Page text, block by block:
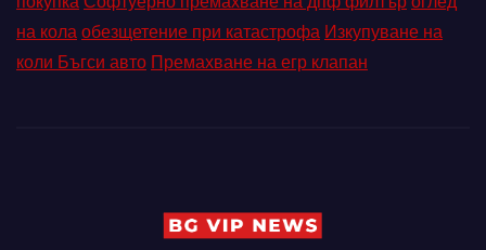
на колаобезщетение при катастрофа Изкупуване на
коли Бъгси авто Премахване на егр клапан